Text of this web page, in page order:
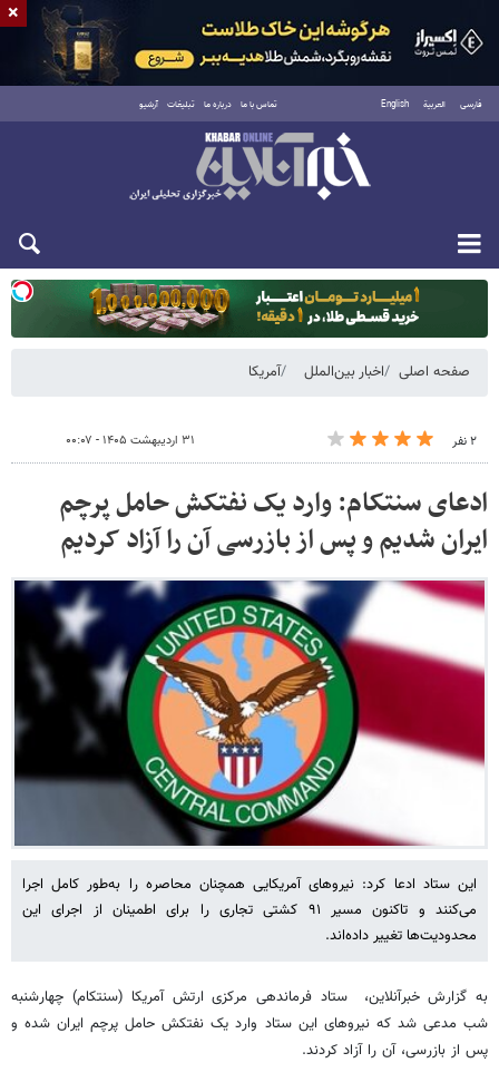
فارسی العربية English تماس با ما درباره ما تبلیغات آرشیو
یکشنبه ۱۸ مرداد ۱۴۰۵
صفحه اصلی اخبار بین‌الملل آمریکا
۲ نفر ۳۱ اردیبهشت ۱۴۰۵ - ۰۰:۰۷
ادعای سنتکام: وارد یک نفتکش حامل پرچم
ایران شدیم و پس از بازرسی آن را آزاد کردیم
این ستاد ادعا کرد: نیروهای آمریکایی همچنان محاصره را به‌طور کامل اجرا
می‌کنند و تاکنون مسیر ۹۱ کشتی تجاری را برای اطمینان از اجرای این
محدودیت‌ها تغییر داده‌اند.
به گزارش خبرآنلاین، ستاد فرماندهی مرکزی ارتش آمریکا (سنتکام) چهارشنبه
شب مدعی شد که نیروهای این ستاد وارد یک نفتکش حامل پرچم ایران شده و
پس از بازرسی، آن را آزاد کردند.
×